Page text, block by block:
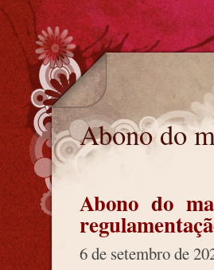
Abono do
Abono do
6 de setembro de